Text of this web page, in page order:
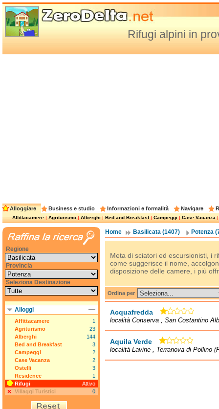
Rifugi alpini in
Alloggiare Business e studio Informazioni e formalità Navigare
Affittacamere|Agriturismo|Alberghi|Bed and Breakfast|Campeggi|Case Vacanza
Home Basilicata (1407) Potenza
Meta di sciatori ed escursionisti, i
come suggerisce il nome,
disposizione delle camere, i più
Ordina per
Acquafredda
località Conserva , San Costantino
Aquila Verde
località Lavine , Terranova di Pollino
Regione
Provincia
Seleziona Destinazione
Alloggi
Affittacamere
1
Agriturismo
23
Alberghi
144
Bed and Breakfast
3
Campeggi
2
Case Vacanza
2
Ostelli
3
Residence
1
Rifugi
Attivo
Villaggi Turistici
0